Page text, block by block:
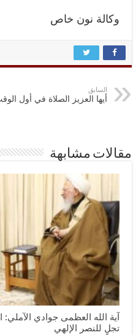
وكالة نون خاص
السابق
أيها العزيز الصلاة في أول
مقالات مشابهة
آية الله العظمى جوادي
تجلٍ للنصر الإلهي